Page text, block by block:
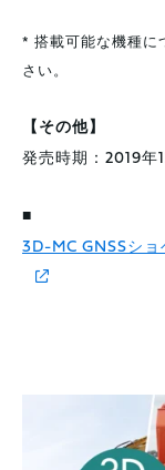
* 搭載可能な機種に
さい。
【その他】
発売時期：2019年
■
3D-MC GNSSシ